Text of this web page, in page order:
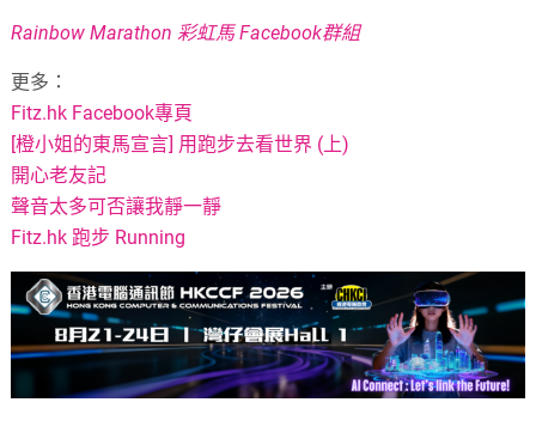
Rainbow Marathon 彩虹馬 Facebook群組
更多：
Fitz.hk Facebook專頁
[橙小姐的東馬宣言] 用跑步去看世界 (上)
開心老友記
聲音太多可否讓我靜一靜
Fitz.hk 跑步 Running